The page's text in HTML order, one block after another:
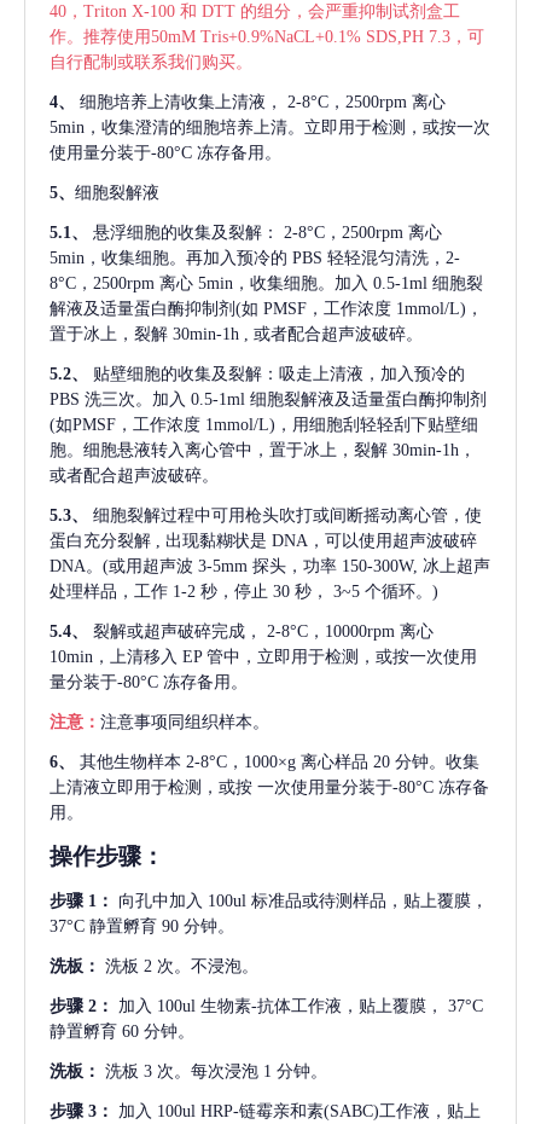
40，Triton X-100 和 DTT 的组分，会严重抑制试剂盒工
作。推荐使用50mM Tris+0.9%NaCL+0.1% SDS,PH 7.3，可
自行配制或联系我们购买。
4、 细胞培养上清收集上清液，
2-8°C，2500rpm 离心
5min，收集澄清的细胞培养上清。立即用于检测，或按一次
使用量分装于-80°C 冻存备用。
5、 细胞裂解液
5.1、 悬浮细胞的收集及裂解：
2-8°C，2500rpm 离心
5min，收集细胞。再加入预冷的 PBS 轻轻混匀清洗，2-
8°C，2500rpm 离心 5min，收集细胞。加入 0.5-1ml 细胞裂
解液及适量蛋白酶抑制剂(如 PMSF，工作浓度 1mmol/L)，
置于冰上，裂解 30min-1h , 或者配合超声波破碎。
5.2、
贴壁细胞的收集及裂解：吸走上清液，加入预冷的
PBS 洗三次。加入 0.5-1ml 细胞裂解液及适量蛋白酶抑制剂
(如PMSF，工作浓度 1mmol/L)，用细胞刮轻轻刮下贴壁细
胞。细胞悬液转入离心管中，置于冰上，裂解 30min-1h，
或者配合超声波破碎。
5.3、
细胞裂解过程中可用枪头吹打或间断摇动离心管，使
蛋白充分裂解
, 出现黏糊状是 DNA，可以使用超声波破碎
DNA。(或用超声波 3-5mm 探头，功率 150-300W, 冰上超声
处理样品，工作 1-2 秒，停止 30 秒， 3~5 个循环。)
5.4、 裂解或超声破碎完成，
2-8°C，10000rpm 离心
10min，上清移入 EP 管中，立即用于检测，或按一次使用
量分装于-80°C 冻存备用。
注意： 注意事项同组织样本。
6、 其他生物样本 2-8°C，1000×g 离心样品 20 分钟。收集
上清液立即用于检测，或按 一次使用量分装于-80°C 冻存备
用。
操作步骤：
步骤 1： 向孔中加入 100ul 标准品或待测样品，贴上覆膜，
37°C 静置孵育 90 分钟。
洗板： 洗板 2 次。不浸泡。
步骤 2： 加入 100ul 生物素-抗体工作液，贴上覆膜， 37°C
静置孵育 60 分钟。
洗板： 洗板 3 次。每次浸泡 1 分钟。
步骤 3： 加入 100ul HRP-链霉亲和素(SABC)工作液，贴上